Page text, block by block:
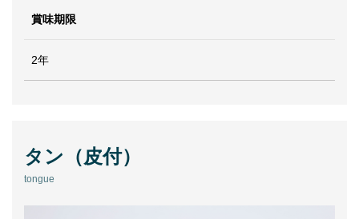
賞味期限
2年
タン（皮付）
tongue